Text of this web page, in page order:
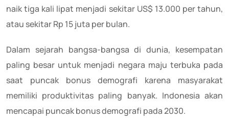
naik tiga kali lipat menjadi sekitar US$ 13.000 per tahun,
atau sekitar Rp 15 juta per bulan.
Dalam sejarah bangsa-bangsa di dunia, kesempatan
paling besar untuk menjadi negara maju terbuka pada
saat puncak bonus demografi karena masyarakat
memiliki produktivitas paling banyak. Indonesia akan
mencapai puncak bonus demografi pada 2030.